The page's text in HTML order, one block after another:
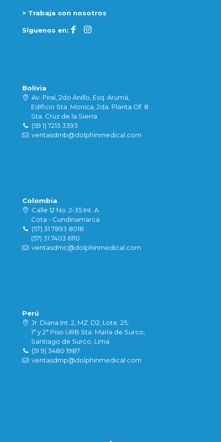
> Trabaja con nosotros
Síguenos en:
Bolivia
Av. Piraí, 2do Anillo, Esq. Arumá,
Edificio Sta. Monica, 2da. Planta Of. 8
Sta. Cruz de la Sierra.
(59 1) 7213 3393
ventasdmb@dolphinmedical.com
Colombia
Calle 12 No. 2-35 Int. A
Cota - Cundinamarca
(57) 31 7893 8018
(57) 31 7403 6110
ventasdmc@dolphinmedical.com
Perú
Jr. Diana Int. 2, MZ. D2, Lote. 25,
1° y 2° Piso URB Sta. María de Surco,
Santiago de Surco, Lima
(51 9) 3480 1987
ventasdmp@dolphinmedical.com